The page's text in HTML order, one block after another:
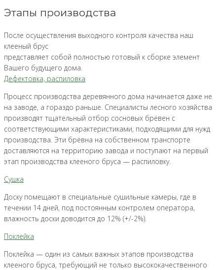
Этапы производства
После осуществления выходного контроля качества наш
клееный брус
представляет собой полностью готовый к сборке элемент
Вашего будущего дома.
Дефектовка, распиловка
Процесс производства деревянного дома начинается даже не
на заводе, а гораздо раньше. Специалисты лесного хозяйства
производят тщательный отбор сосновых брёвен с
соответствующими характеристиками, подходящими для нужд
производства. Эти брёвна на собственном транспорте
доставляются на территорию завода и поступают на первый
этап производства клееного бруса — распиловку.
Сушка
Доску помещают в специальные сушильные камеры, где в
течении 14 дней, под постоянным контролем оператора,
влажность доски доводится до 12% (+/-2%).
Поклейка
Поклейка — один из самых важных этапов производства
клееного бруса, требующий не только высококачественного